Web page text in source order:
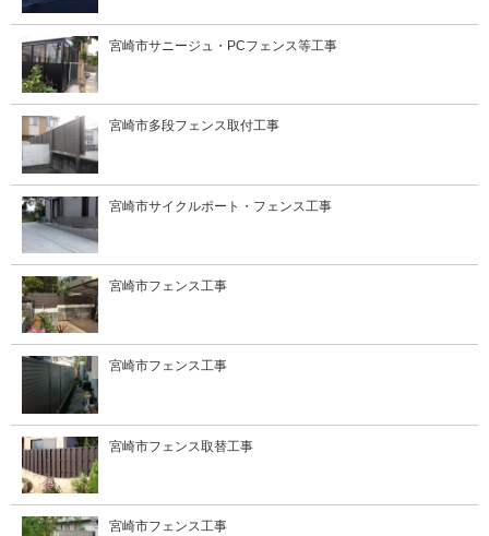
宮崎市サニージュ・PCフェンス等工事
宮崎市多段フェンス取付工事
宮崎市サイクルポート・フェンス工事
宮崎市フェンス工事
宮崎市フェンス工事
宮崎市フェンス取替工事
宮崎市フェンス工事